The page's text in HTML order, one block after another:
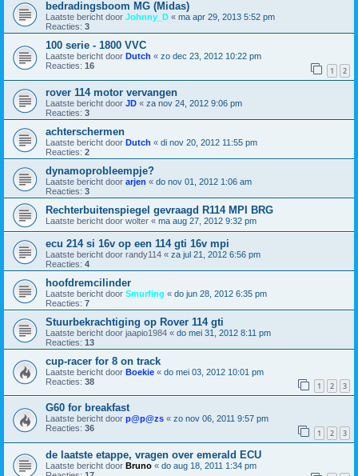
bedradingsboom MG (Midas)
Laatste bericht door Johnny_D « ma apr 29, 2013 5:52 pm
Reacties: 3
100 serie - 1800 VVC
Laatste bericht door Dutch « zo dec 23, 2012 10:22 pm
Reacties: 16 1 2
rover 114 motor vervangen
Laatste bericht door JD « za nov 24, 2012 9:06 pm
Reacties: 3
achterschermen
Laatste bericht door Dutch « di nov 20, 2012 11:55 pm
Reacties: 2
dynamoprobleempje?
Laatste bericht door arjen « do nov 01, 2012 1:06 am
Reacties: 3
Rechterbuitenspiegel gevraagd R114 MPI BRG
Laatste bericht door wolter « ma aug 27, 2012 9:32 pm
ecu 214 si 16v op een 114 gti 16v mpi
Laatste bericht door randy114 « za jul 21, 2012 6:56 pm
Reacties: 4
hoofdremcilinder
Laatste bericht door Smurfing « do jun 28, 2012 6:35 pm
Reacties: 7
Stuurbekrachtiging op Rover 114 gti
Laatste bericht door jaapio1984 « do mei 31, 2012 8:11 pm
Reacties: 13
cup-racer for 8 on track
Laatste bericht door Boekie « do mei 03, 2012 10:01 pm
Reacties: 38 1 2 3
G60 for breakfast
Laatste bericht door p@p@zs « zo nov 06, 2011 9:57 pm
Reacties: 36 1 2 3
de laatste etappe, vragen over emerald ECU
Laatste bericht door Bruno « do aug 18, 2011 1:34 pm